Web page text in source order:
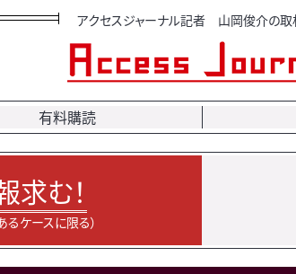
アクセスジャーナル記者 山岡俊介の取
有料購読
求む！
るケースに限る）